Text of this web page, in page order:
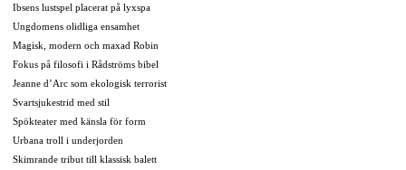
Ibsens lustspel placerat på lyxspa
Ungdomens olidliga ensamhet
Magisk, modern och maxad Robin
Fokus på filosofi i Rådströms bibel
Jeanne d’Arc som ekologisk terrorist
Svartsjukestrid med stil
Spökteater med känsla för form
Urbana troll i underjorden
Skimrande tribut till klassisk balett